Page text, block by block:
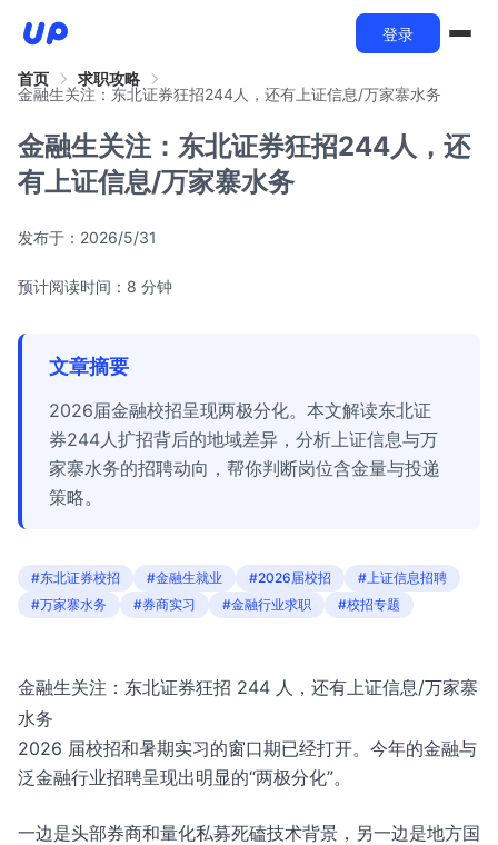
登录
首页
求职攻略
金融生关注：东北证券狂招244人，还有上证信息/万家寨水务
金融生关注：东北证券狂招244人，还
有上证信息/万家寨水务
发布于： 2026/5/31
预计阅读时间：8 分钟
文章摘要
2026届金融校招呈现两极分化。本文解读东北证
券244人扩招背后的地域差异，分析上证信息与万
家寨水务的招聘动向，帮你判断岗位含金量与投递
策略。
#东北证券校招 #金融生就业 #2026届校招
#上证信息招聘
#万家寨水务
#券商实习 #金融行业求职 #校招专题
金融生关注：东北证券狂招 244 人，还有上证信息/万家寨
水务
2026 届校招和暑期实习的窗口期已经打开。今年的金融与
泛金融行业招聘呈现出明显的“两极分化”。
一边是头部券商和量化私募死磕技术背景，另一边是地方国